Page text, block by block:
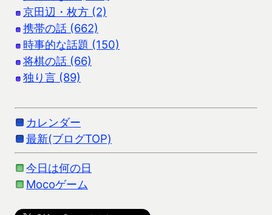
京田辺・枚方 (2)
携帯の話 (662)
時事的な話題 (150)
将棋の話 (66)
独り言 (89)
カレンダー
最新(ブログTOP)
今日は何の日
Mocoゲーム